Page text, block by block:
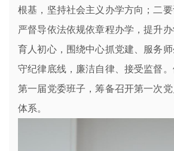
根基，坚持社会主义办学方向；二
严督导依法依规依章程办学，提升
育人初心，围绕中心抓党建、服务
守纪律底线，廉洁自律、接受监督
第一届党委班子，筹备召开第一次
体系。